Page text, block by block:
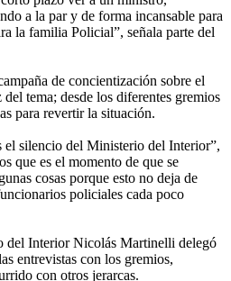
a la par y de forma incansable para
la familia Policial”, señala parte del
de concientización sobre el
tema; desde los diferentes gremios
para revertir la situación.
el silencio del Ministerio del Interior”,
que es el momento de que se
cosas porque esto no deja de
policiales cada poco
del Interior Nicolás Martinelli delegó
entrevistas con los gremios,
con otros jerarcas.